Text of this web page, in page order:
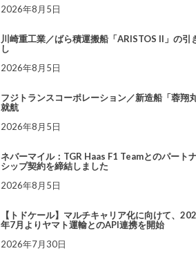
2026年8月5日
川崎重工業／ばら積運搬船「ARISTOS II」の引
し
2026年8月5日
フジトランスコーポレーション／新造船「蓉翔丸
就航
2026年8月5日
ネバーマイル：TGR Haas F1 Teamとのパート
シップ契約を締結しました
2026年8月5日
【トドケール】マルチキャリア化に向けて、
年7月よりヤマト運輸とのAPI連携を開始
2026年7月30日